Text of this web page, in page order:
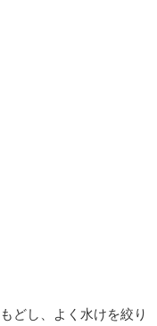
どし、よく水けを絞り